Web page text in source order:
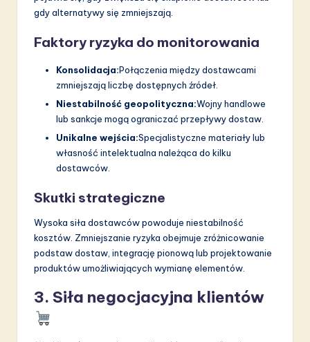
gdy alternatywy się zmniejszają.
Faktory ryzyka do monitorowania
Konsolidacja:Połączenia między dostawcami
zmniejszają liczbę dostępnych źródeł.
Niestabilność geopolityczna:Wojny handlowe
lub sankcje mogą ograniczać przepływy dostaw.
Unikalne wejścia:Specjalistyczne materiały lub
własność intelektualna należąca do kilku
dostawców.
Skutki strategiczne
Wysoka siła dostawców powoduje niestabilność
kosztów. Zmniejszanie ryzyka obejmuje zróżnicowanie
podstaw dostaw, integrację pionową lub projektowanie
produktów umożliwiających wymianę elementów.
3. Siła negocjacyjna klientów